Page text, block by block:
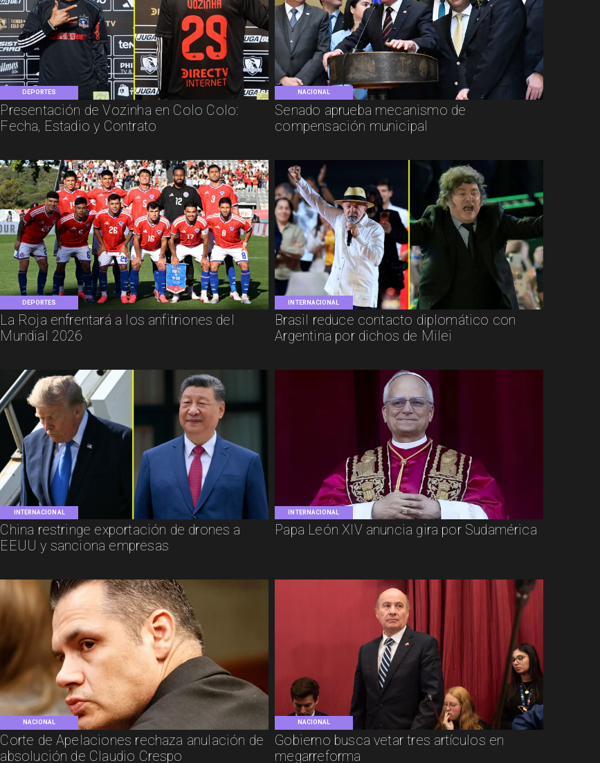
DEPORTES
Presentación de Vozinha en Colo Colo:
Fecha, Estadio y Contrato
NACIONAL
Senado aprueba mecanismo de
compensación municipal
DEPORTES
La Roja enfrentará a los anfitriones del
Mundial 2026
INTERNACIONAL
Brasil reduce contacto diplomático con
Argentina por dichos de Milei
INTERNACIONAL
China restringe exportación de drones a
EEUU y sanciona empresas
INTERNACIONAL
Papa León XIV anuncia gira por Sudamérica
NACIONAL
Corte de Apelaciones rechaza anulación de
absolución de Claudio Crespo
NACIONAL
Gobierno busca vetar tres artículos en
megarreforma